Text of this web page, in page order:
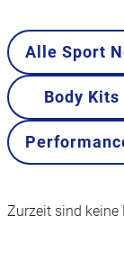
Alle Sport
Body Kits
Zurzeit sind keine